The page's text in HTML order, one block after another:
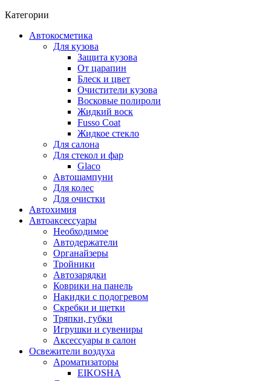
Категории
Автокосметика
Для кузова
Защита кузова
От царапин
Блеск и цвет
Очистители кузова
Восковые полироли
Жидкий воск
Fusso Coat
Жидкое стекло
Для салона
Для стекол и фар
Glaco
Автошампуни
Для колес
Для очистки
Автохимия
Автоаксессуары
Необходимое
Автодержатели
Органайзеры
Тройники
Автозарядки
Коврики на панель
Накидки с подогревом
Скребки и щетки
Тряпки, губки
Игрушки и сувениры
Аксессуары в салон
Освежители воздуха
Ароматизаторы
EIKOSHA